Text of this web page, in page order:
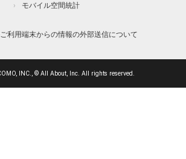
モバイル空間統計
利用端末からの情報の外部送信について
INC., © All About, Inc. All rights reserved.